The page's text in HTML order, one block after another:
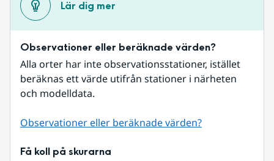
Lär dig mer
Observationer eller beräknade värden?
Alla orter har inte observationsstationer, istället
beräknas ett värde utifrån stationer i närheten
och modelldata.
Observationer eller beräknade värden?
Få koll på skurarna